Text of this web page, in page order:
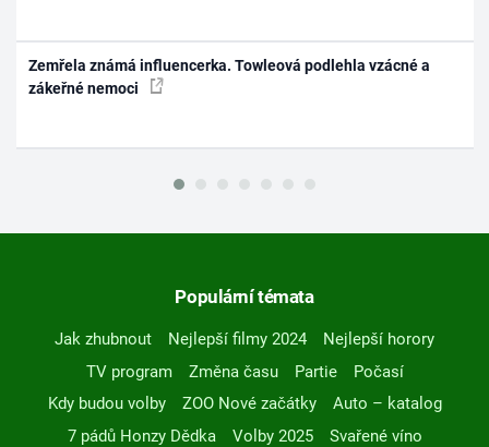
Zemřela známá influencerka. Towleová podlehla vzácné a
zákeřné nemoci
Populární témata
Jak zhubnout Nejlepší filmy 2024
Nejlepší horory
TV program
Změna času Partie
Počasí
Kdy budou volby
ZOO Nové začátky
Auto – katalog
7 pádů Honzy Dědka
Volby 2025
Svařené víno